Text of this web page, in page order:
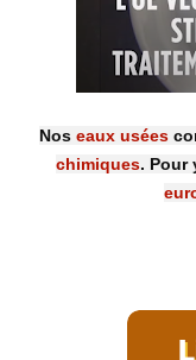
Nos eaux usées
chimiques. Pour